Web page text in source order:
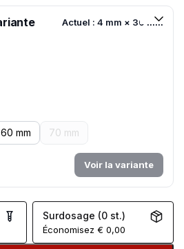
Actuel : 4 mm × 30 mm
60 mm 70 mm
Voir la variante
Surdosage (0 st.)
Économisez€ 0,00